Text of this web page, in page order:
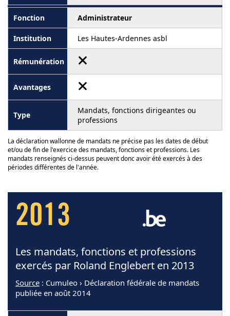
Administrateur
Les Hautes-Ardennes asbl
Mandats, fonctions dirigeantes ou
professions
La déclaration wallonne de mandats ne précise pas les dates de début
et/ou de fin de l'exercice des mandats, fonctions et professions. Les
mandats renseignés ci-dessus peuvent donc avoir été exercés à des
périodes différentes de l'année.
2013
Les mandats, fonctions et professions
exercés par Roland Englebert en 2013
Source : Cumuleo › Déclaration fédérale de mandats
publiée en août 2014